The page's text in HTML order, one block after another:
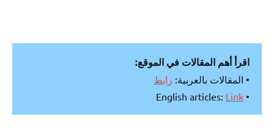
اقرأ أهم المقالات في الموقع:
• المقالات بالعربية: رابط
• English articles:
Link